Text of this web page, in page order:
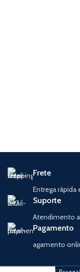
Frete
Entrega
Suporte
Atendimento
Pagamento
agamento